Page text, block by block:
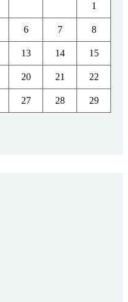
1
6 7 8
13 14 15
20 21 22
27 28 29